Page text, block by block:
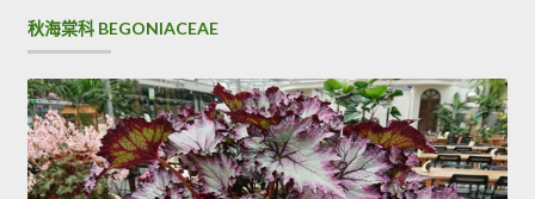
秋海棠科 BEGONIACEAE